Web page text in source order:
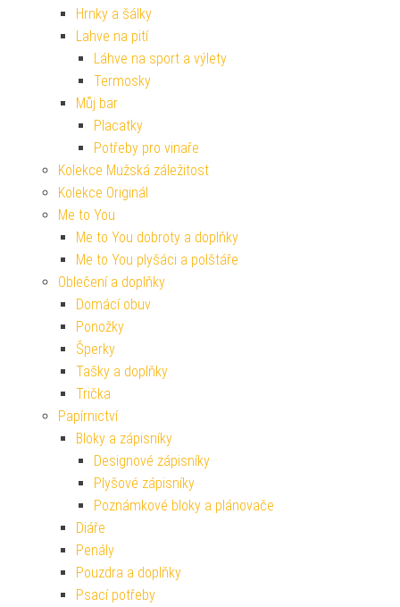
Hrnky a šálky
Lahve na pití
Láhve na sport a výlety
Termosky
Můj bar
Placatky
Potřeby pro vinaře
Kolekce Mužská záležitost
Kolekce Originál
Me to You
Me to You dobroty a doplňky
Me to You plyšáci a polštáře
Oblečení a doplňky
Domácí obuv
Ponožky
Šperky
Tašky a doplňky
Trička
Papírnictví
Bloky a zápisníky
Designové zápisníky
Plyšové zápisníky
Poznámkové bloky a plánovače
Diáře
Penály
Pouzdra a doplňky
Psací potřeby